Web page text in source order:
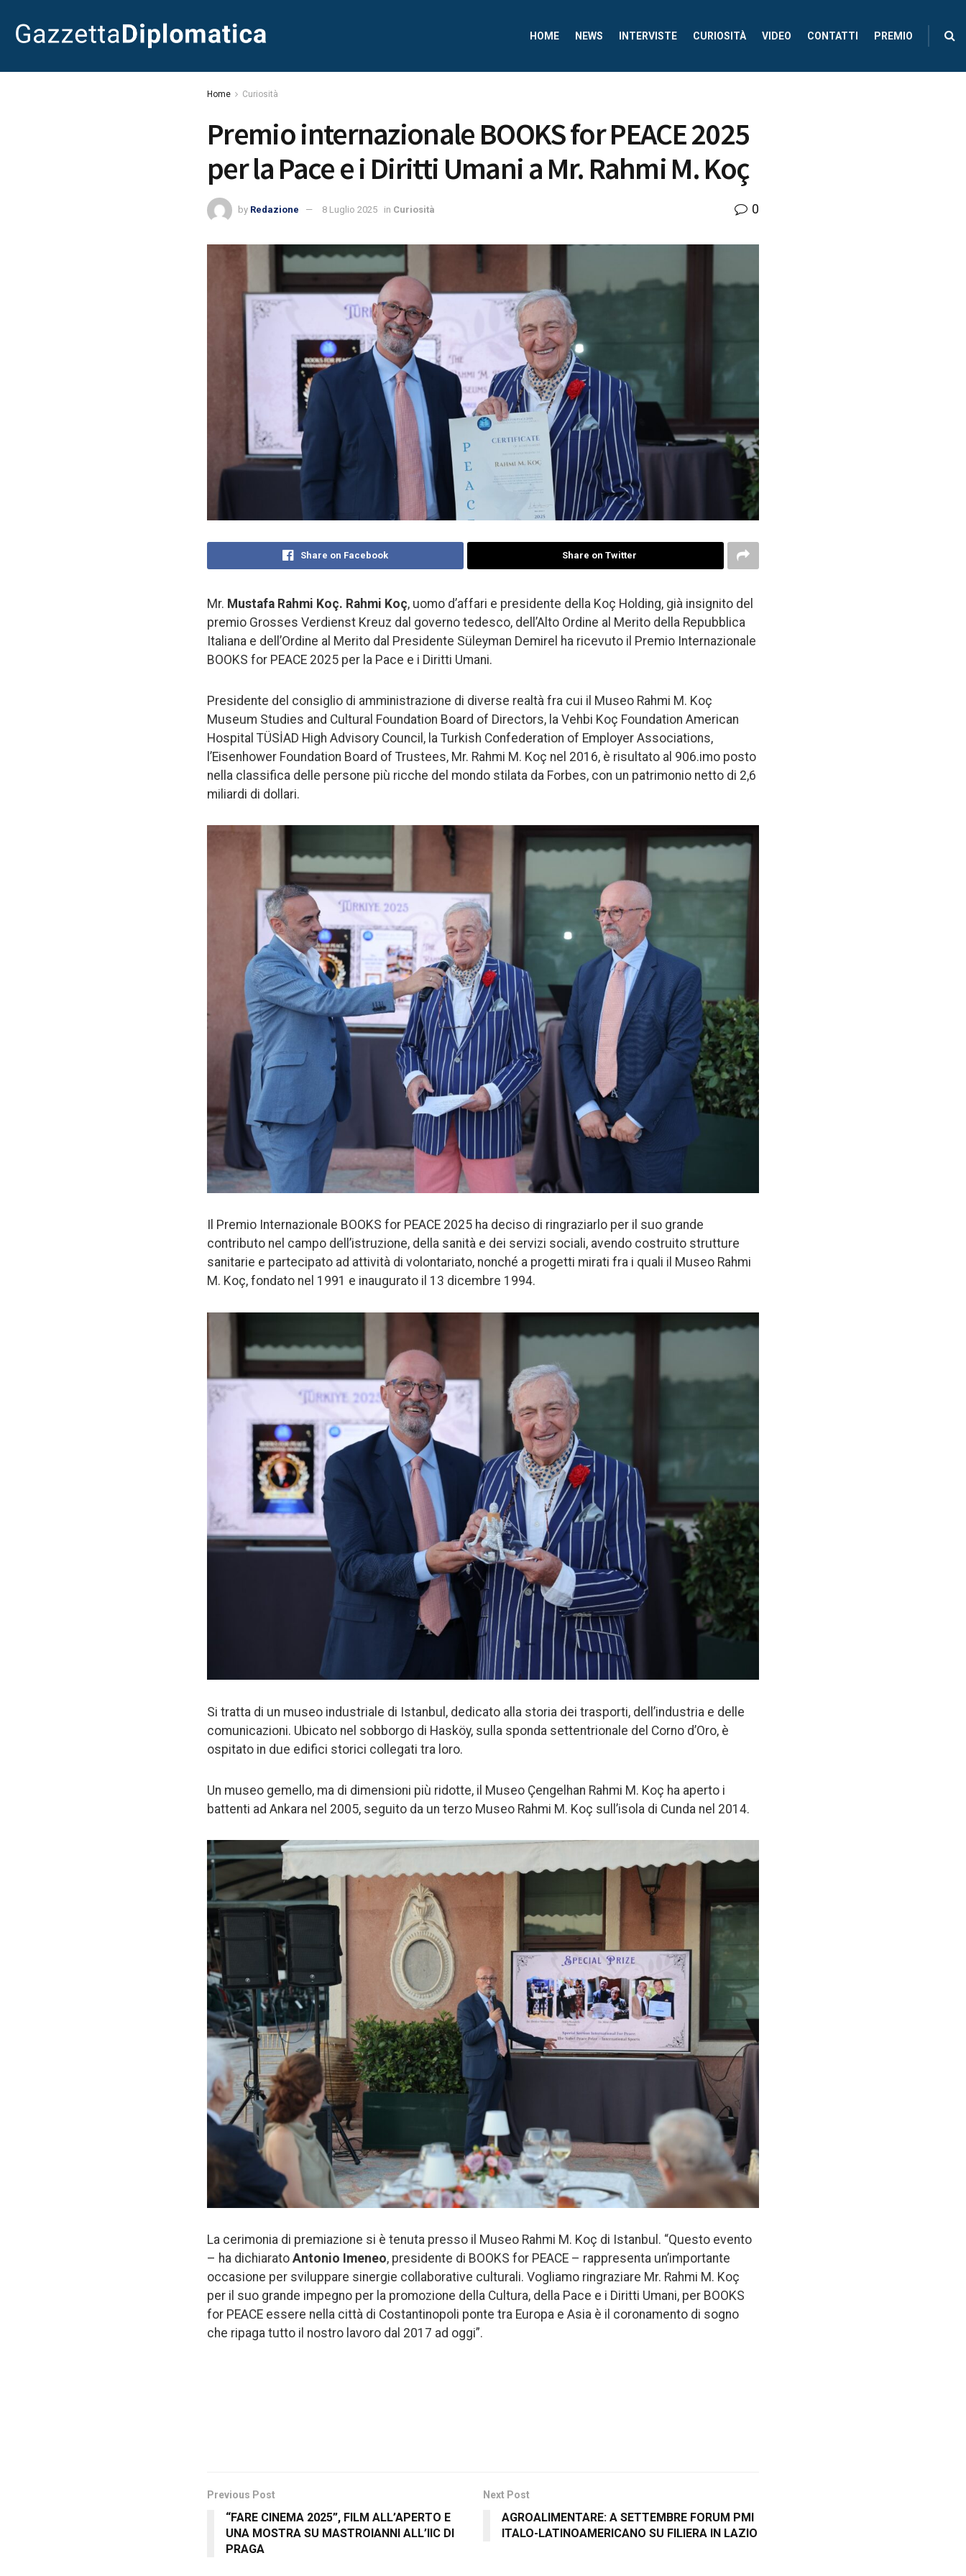
HOME NEWS INTERVISTE CURIOSITÀ VIDEO CONTATTI PREMIO
Home Curiosità
Premio internazionale BOOKS for PEACE 2025
per la Pace e i Diritti Umani a Mr. Rahmi M. Koç
by Redazione 8 Luglio 2025 in Curiosità 0
Share on Facebook Share on Twitter
Mr. Mustafa Rahmi Koç. Rahmi Koç, uomo d’affari e presidente della Koç Holding, già insignito del
premio Grosses Verdienst Kreuz dal governo tedesco, dell’Alto Ordine al Merito della Repubblica
Italiana e dell’Ordine al Merito dal Presidente Süleyman Demirel ha ricevuto il Premio Internazionale
BOOKS for PEACE 2025 per la Pace e i Diritti Umani.
Presidente del consiglio di amministrazione di diverse realtà fra cui il Museo Rahmi M. Koç
Museum Studies and Cultural Foundation Board of Directors, la Vehbi Koç Foundation American
Hospital TÜSİAD High Advisory Council, la Turkish Confederation of Employer Associations,
l’Eisenhower Foundation Board of Trustees, Mr. Rahmi M. Koç nel 2016, è risultato al 906.imo posto
nella classifica delle persone più ricche del mondo stilata da Forbes, con un patrimonio netto di 2,6
miliardi di dollari.
Il Premio Internazionale BOOKS for PEACE 2025 ha deciso di ringraziarlo per il suo grande
contributo nel campo dell’istruzione, della sanità e dei servizi sociali, avendo costruito strutture
sanitarie e partecipato ad attività di volontariato, nonché a progetti mirati fra i quali il Museo Rahmi
M. Koç, fondato nel 1991 e inaugurato il 13 dicembre 1994.
Si tratta di un museo industriale di Istanbul, dedicato alla storia dei trasporti, dell’industria e delle
comunicazioni. Ubicato nel sobborgo di Hasköy, sulla sponda settentrionale del Corno d’Oro, è
ospitato in due edifici storici collegati tra loro.
Un museo gemello, ma di dimensioni più ridotte, il Museo Çengelhan Rahmi M. Koç ha aperto i
battenti ad Ankara nel 2005, seguito da un terzo Museo Rahmi M. Koç sull’isola di Cunda nel 2014.
La cerimonia di premiazione si è tenuta presso il Museo Rahmi M. Koç di Istanbul. “Questo evento
– ha dichiarato Antonio Imeneo, presidente di BOOKS for PEACE – rappresenta un’importante
occasione per sviluppare sinergie collaborative culturali. Vogliamo ringraziare Mr. Rahmi M. Koç
per il suo grande impegno per la promozione della Cultura, della Pace e i Diritti Umani, per BOOKS
for PEACE essere nella città di Costantinopoli ponte tra Europa e Asia è il coronamento di sogno
che ripaga tutto il nostro lavoro dal 2017 ad oggi”.
Previous Post
“FARE CINEMA 2025”, FILM ALL’APERTO E
UNA MOSTRA SU MASTROIANNI ALL’IIC DI
PRAGA
Next Post
AGROALIMENTARE: A SETTEMBRE FORUM PMI
ITALO-LATINOAMERICANO SU FILIERA IN LAZIO